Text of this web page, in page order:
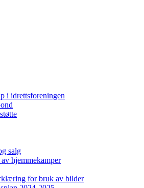
i idrettsforeningen
salg
hjemmekamper
for bruk av bilder